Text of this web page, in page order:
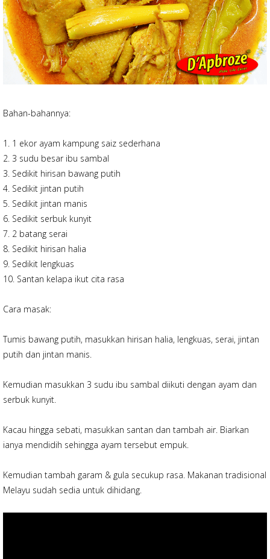
Bahan-bahannya:
1. 1 ekor ayam kampung saiz sederhana
2. 3 sudu besar ibu sambal
3. Sedikit hirisan bawang putih
4. Sedikit jintan putih
5. Sedikit jintan manis
6. Sedikit serbuk kunyit
7. 2 batang serai
8. Sedikit hirisan halia
9. Sedikit lengkuas
10. Santan kelapa ikut cita rasa
Cara masak:
Tumis bawang putih, masukkan hirisan halia, lengkuas, serai, jintan
putih dan jintan manis.
Kemudian masukkan 3 sudu ibu sambal diikuti dengan ayam dan
serbuk kunyit.
Kacau hingga sebati, masukkan santan dan tambah air. Biarkan
ianya mendidih sehingga ayam tersebut empuk.
Kemudian tambah garam & gula secukup rasa. Makanan tradisional
Melayu sudah sedia untuk dihidang.